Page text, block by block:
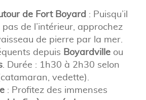
de Fort Boyard : Puisqu’il
de l’intérieur, approchez
de pierre par la mer.
depuis Boyardvilleou
. Durée : 1h30 à 2h30 selon
vedette).
: Profitez des immenses